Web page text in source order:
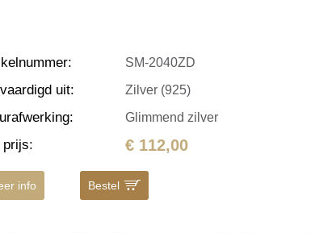
: SM-2040ZD
uit: Zilver (925)
: Glimmend zilver
prijs: € 112,00
info Bestel